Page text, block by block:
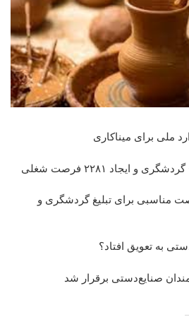
ملی برای میناکاری
مناسبی برای تبلیغ گردشگری و
به تعویق افتاد؟
صنایع‌دستی برقرار شد